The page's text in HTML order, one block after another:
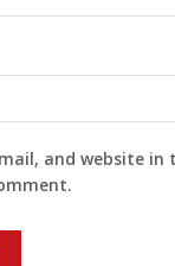
and website